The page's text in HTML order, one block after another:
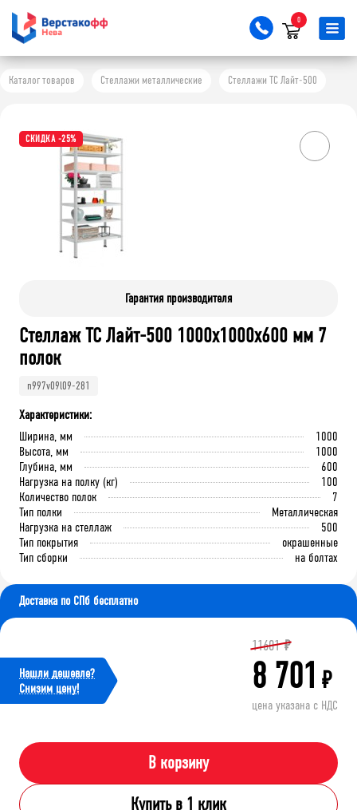
0
Каталог товаров Стеллажи металлические Стеллажи ТС Лайт-500
СКИДКА -25%
Гарантия производителя
Стеллаж ТС Лайт-500 1000х1000х600 мм 7
полок
n997v09l09-281
Характеристики:
Ширина, мм
1000
Высота, мм
1000
Глубина, мм
600
Нагрузка на полку (кг)
100
Количество полок
7
Тип полки
Металлическая
Нагрузка на стеллаж
500
Тип покрытия
окрашенные
Тип сборки
на болтах
Доставка по СПб бесплатно
Нашли дешевле?
Cнизим цену!
11601 ₽
8 701 ₽
цена указана с НДС
В корзину
Купить в 1 клик